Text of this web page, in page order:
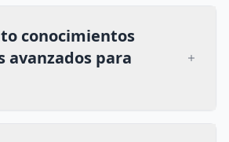
conocimientos
avanzados para